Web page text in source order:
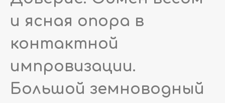
и ясная опора в
контактной
импровизации.
Большой земноводный